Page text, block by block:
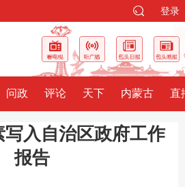
登录
问政 评论 天下 内蒙古 直
入自治区政府工作
报告